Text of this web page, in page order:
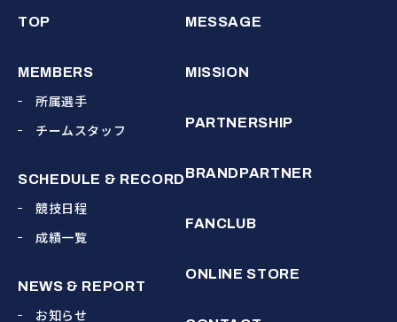
TOP
MEMBERS
所属選手
チームスタッフ
SCHEDULE & RECORD
競技日程
成績一覧
NEWS & REPORT
お知らせ
MESSAGE
MISSION
PARTNERSHIP
BRANDPARTNER
FANCLUB
ONLINE STORE